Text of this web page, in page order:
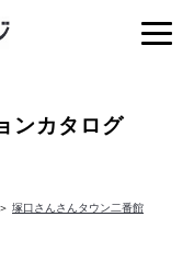
ンカタログ
＞ 塚口さんさんタウン二番館